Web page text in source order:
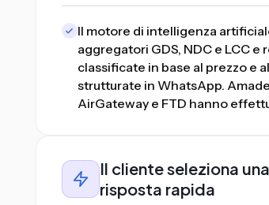
Il motore di intelligenza
aggregatori GDS, NDC e LCC
classificate in base al prezzo e
strutturate in WhatsApp.
AirGateway e FTD hanno
Il cliente seleziona
risposta rapida